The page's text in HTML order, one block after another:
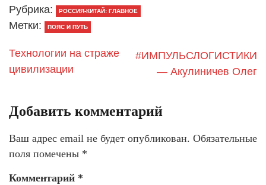
Рубрика: РОССИЯ-КИТАЙ: ГЛАВНОЕ
Метки: ПОЯС И ПУТЬ
Технологии на страже
цивилизации
#ИМПУЛЬСЛОГИСТИКИ
— Акулиничев Олег
Добавить комментарий
Ваш адрес email не будет опубликован. Обязательные
поля помечены *
Комментарий *